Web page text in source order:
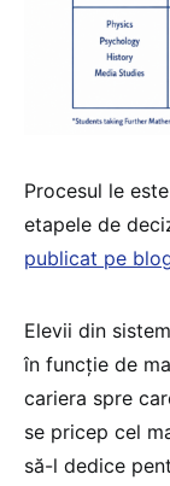
Procesul le
etapele de
publicat pe
Elevii din
în funcție de
cariera spre
se pricep cel
să-l dedice